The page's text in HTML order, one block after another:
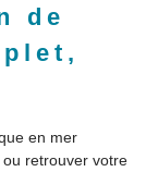
de
en mer
retrouver votre